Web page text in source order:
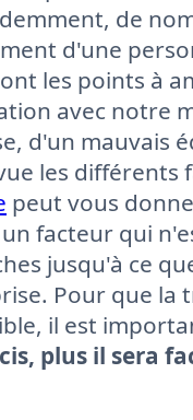
de
d'une
les points à
avec notre
d'un mauvais
les différents
peut vous
facteur qui
jusqu'à ce
Pour que la
il est
plus il sera